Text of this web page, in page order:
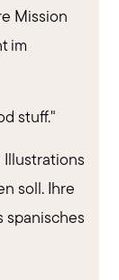
Mission
im
stuff."
Illustrations
soll. Ihre
spanisches